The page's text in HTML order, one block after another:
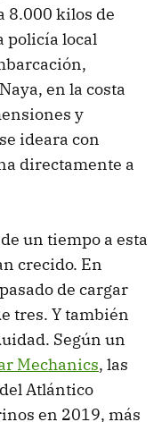
8.000 kilos de
policía local
en la costa
y
ideara con
directamente a
un tiempo a esta
crecido. En
de cargar
tres. Y también
Según un
Mechanics, las
Atlántico
en 2019, más